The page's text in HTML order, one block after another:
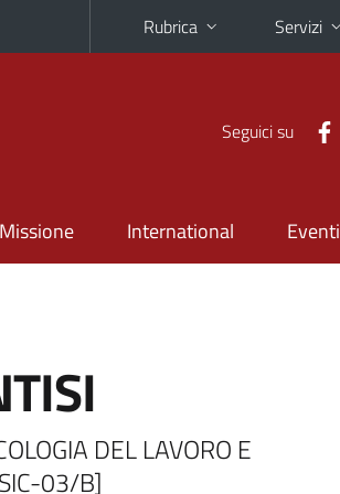
Rubrica Servizi
Seguici su
International Eventi
DEL LAVORO E
03/B]